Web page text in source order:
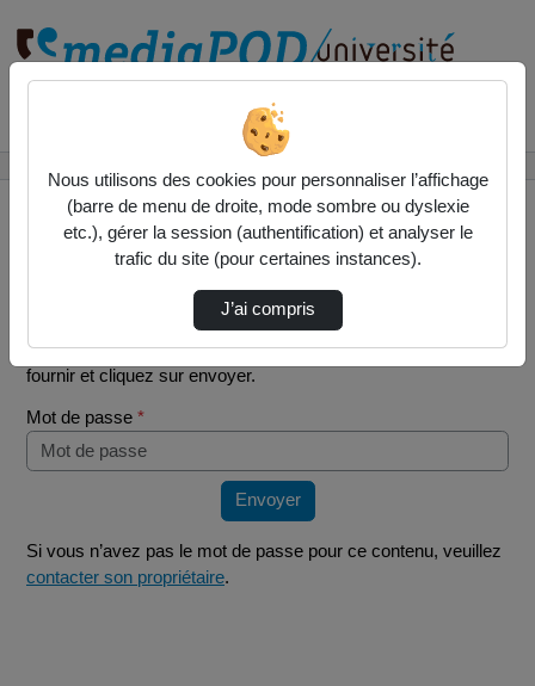
Mot de passe requis
Cette vidéo est protégée par un mot de passe, veuillez le
fournir et cliquez sur envoyer.
Mot de passe *
Envoyer
Si vous n’avez pas le mot de passe pour ce contenu, veuillez
contacter son propriétaire.
Nous utilisons des cookies pour personnaliser l’affichage
(barre de menu de droite, mode sombre ou dyslexie
etc.), gérer la session (authentification) et analyser le
trafic du site (pour certaines instances).
J’ai compris